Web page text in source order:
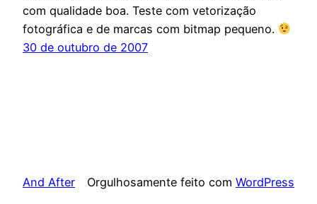
com qualidade boa. Teste com vetorização
fotográfica e de marcas com bitmap pequeno.
30 de outubro de 2007
And After Orgulhosamente feito com WordPress